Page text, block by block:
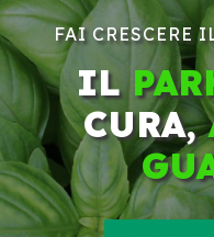
FAI CRESCERE
IL
CURA,